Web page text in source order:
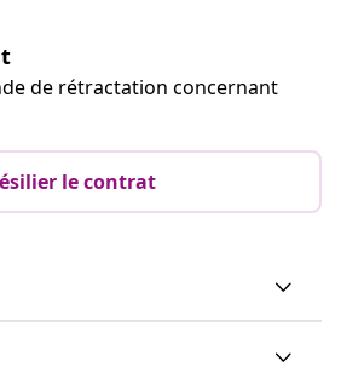
de rétractation concernant
le contrat